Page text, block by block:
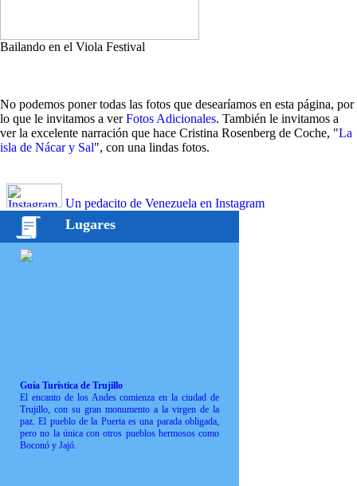
Bailando en el Viola Festival
No podemos poner todas las fotos que desearíamos en esta página, por
lo que le invitamos a verFotos Adicionales. También le invitamos a
ver la excelente narración que hace Cristina Rosenberg de Coche, "La
isla de Nácar y Sal", con una lindas fotos.
Un pedacito de Venezuela en Instagram
Lugares
Guía Turística de Trujillo
El encanto de los Andes comienza en la ciudad de
Trujillo, con su gran monumento a la virgen de la
paz. El pueblo de la Puerta es una parada obligada,
pero no la única con otros pueblos hermosos como
Boconó y Jajó.